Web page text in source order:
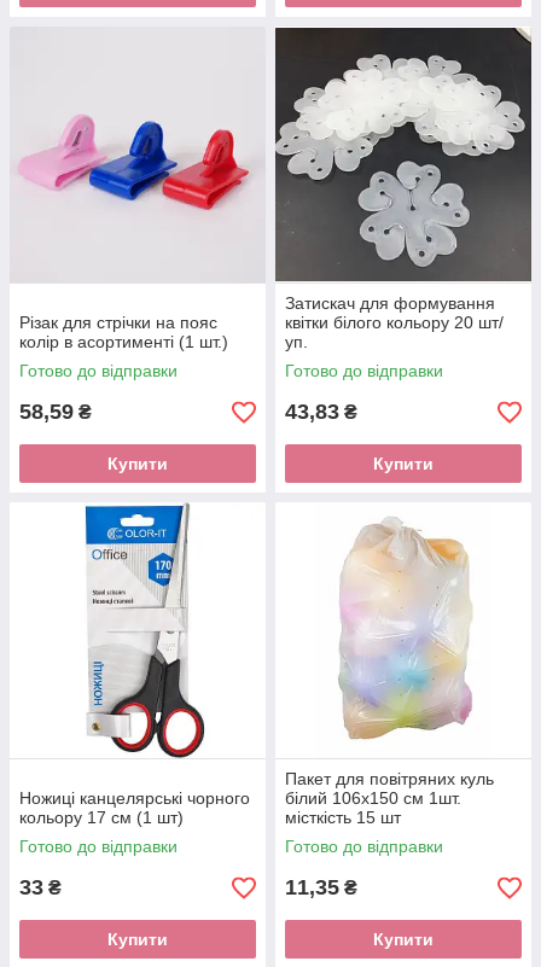
Різак для стрічки на пояс
колір в асортименті (1 шт.)
Готово до відправки
58,59 ₴
Купити
Затискач для формування
квітки білого кольору 20 шт/
уп.
Готово до відправки
43,83 ₴
Купити
Ножиці канцелярські чорного
кольору 17 см (1 шт)
Готово до відправки
33 ₴
Купити
Пакет для повітряних куль
білий 106х150 см 1шт.
місткість 15 шт
Готово до відправки
11,35 ₴
Купити